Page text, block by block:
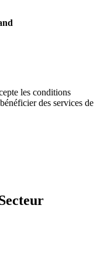
les conditions
des services de